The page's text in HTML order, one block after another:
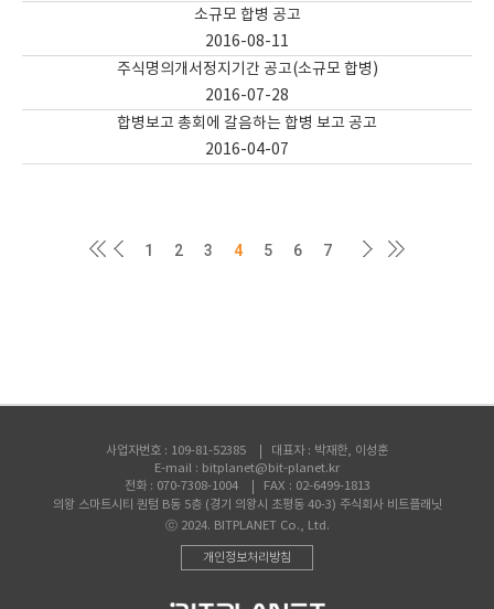
소규모 합병 공고
2016-08-11
주식명의개서정지기간 공고(소규모 합병)
2016-07-28
합병보고 총회에 갈음하는 합병 보고 공고
2016-04-07
1 2 3 4 5 6 7
사업자번호 : 109-81-52385 대표자 : 박재한, 이성훈
E-mail : bitplanet@bit-planet.kr
전화 : 070-7308-1004 FAX : 02-6499-1813
의왕 스마트시티 퀀텀 B동 5층 (경기 의왕시 초평동 40-3) 주식회사 비트플래닛
ⓒ 2024. BITPLANET Co., Ltd.
개인정보처리방침